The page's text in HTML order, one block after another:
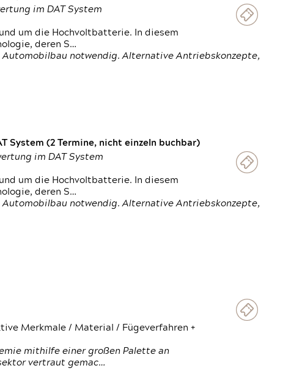
im DAT System
um die Hochvoltbatterie. In diesem
deren S…
Automobilbau notwendig. Alternative Antriebskonzepte,
System (2 Termine, nicht einzeln buchbar)
im DAT System
um die Hochvoltbatterie. In diesem
deren S…
Automobilbau notwendig. Alternative Antriebskonzepte,
Merkmale / Material / Fügeverfahren +
mithilfe einer großen Palette an
vertraut gemac…